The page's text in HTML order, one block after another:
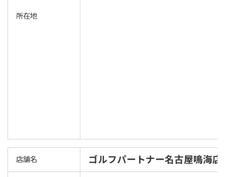
所在地
店舗名 ゴルフパートナー名古屋鳴海店